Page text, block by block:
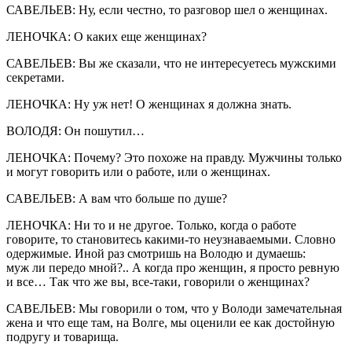
САВЕЛЬЕВ: Ну, если честно, то разговор шел о женщинах.
ЛЕНОЧКА: О каких еще женщинах?
САВЕЛЬЕВ: Вы же сказали, что не интересуетесь мужскими
секретами.
ЛЕНОЧКА: Ну уж нет! О женщинах я должна знать.
ВОЛОДЯ: Он пошутил…
ЛЕНОЧКА: Почему? Это похоже на правду. Мужчины только
и могут говорить или о работе, или о женщинах.
САВЕЛЬЕВ: А вам что больше по душе?
ЛЕНОЧКА: Ни то и не другое. Только, когда о работе
говорите, то становитесь какими-то неузнаваемыми. Словно
одержимые. Иной раз смотришь на Володю и думаешь:
муж ли передо мной?.. А когда про женщин, я просто ревную
и все… Так что же вы, все-таки, говорили о женщинах?
САВЕЛЬЕВ: Мы говорили о том, что у Володи замечательная
жена и что еще там, на Волге, мы оценили ее как достойную
подругу и товарища.